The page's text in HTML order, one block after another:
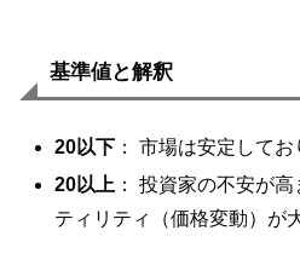
基準値と解釈
20以下 ： 市場は安定して
20以上 ： 投資家の不安が
ティリティ（価格変動）が